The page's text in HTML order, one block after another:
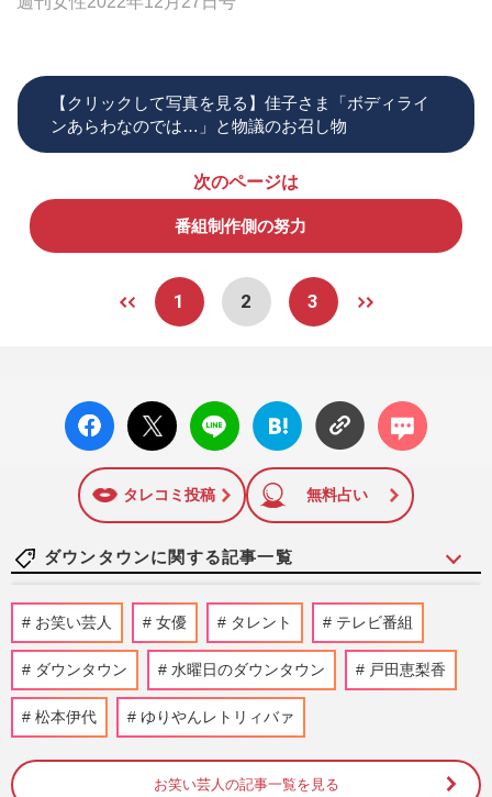
【クリックして写真を見る】佳子さま「ボディライ
ンあらわなのでは…」と物議のお召し物
次のページは
番組制作側の努力
1 2 3
facebo
ok い
X ポス
ト
LINE
はてな
ブック
に追加
コメン
ト
タレコミ投稿 無料占い
ダウンタウンに関する記事一覧
オリエンタルラジオ中田敦彦、番組での
「写真使用NG」ダウンタウンへの根深い
拒絶と度重なる批判《2025年2…
『週刊女性』編集部 2026/7/8
ダウンタウン・浜田雅功がNetflixドラマ
『俺のこと、なんか言ってた？』で16年ぶ
りにドラマ出演、ピリつく…
お笑い芸人 女優 タレント テレビ番組
ダウンタウン 水曜日のダウンタウン 戸田恵梨香
松本伊代 ゆりやんレトリィバァ
お笑い芸人の記事一覧を見る